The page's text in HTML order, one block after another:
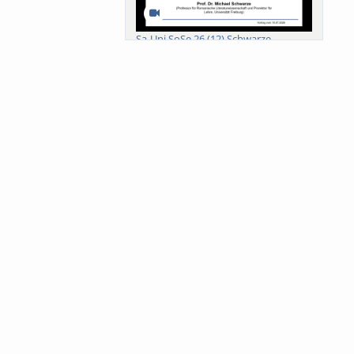
Sa-Uni SoSe 26 (12) Schwarze